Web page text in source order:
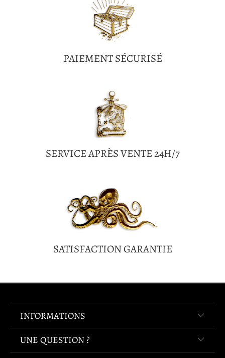
PAIEMENT SÉCURISÉ
SERVICE APRÈS VENTE 24H/7
SATISFACTION GARANTIE
INFORMATIONS
UNE QUESTION ?